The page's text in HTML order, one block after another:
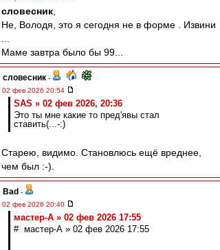
словесник
Не, Володя, это я сегодня не в форме . Извини
Маме завтра было бы 99...
словесник -
02 фев 2026 20:54
SAS » 02 фев 2026, 20:36
Это ты мне какие то пред'явы стал
ставить(...-:)
Старею, видимо. Становлюсь ещё вреднее,
чем был :-).
Bad -
02 фев 2026 20:40
мастер-А » 02 фев 2026 17:55
# мастер-А » 02 фев 2026 17:55